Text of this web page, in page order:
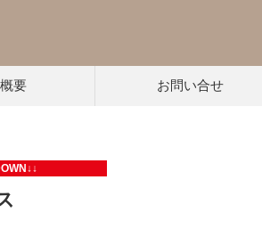
要 お問い合せ
DOWN↓↓